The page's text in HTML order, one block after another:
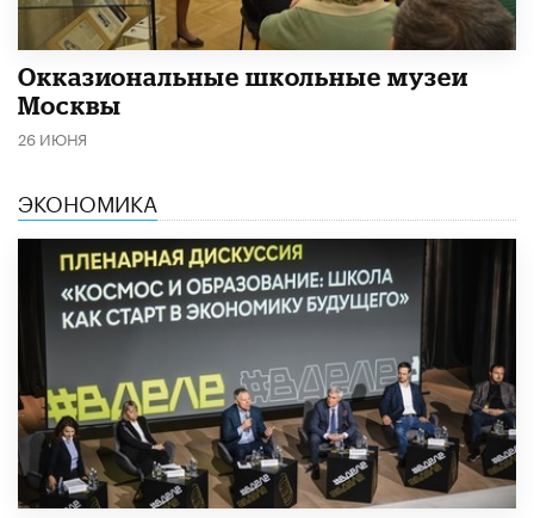
​Окказиональные школьные музеи
Москвы
26 ИЮНЯ
ЭКОНОМИКА